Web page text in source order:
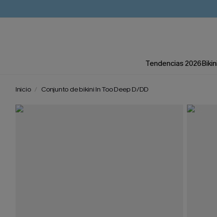
Tendencias 2026
Inicio Conjunto de bikini In Too Deep D/DD